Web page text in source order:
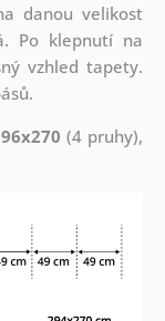
danou velikost
Po klepnutí na
vzhled tapety.
(4 pruhy),